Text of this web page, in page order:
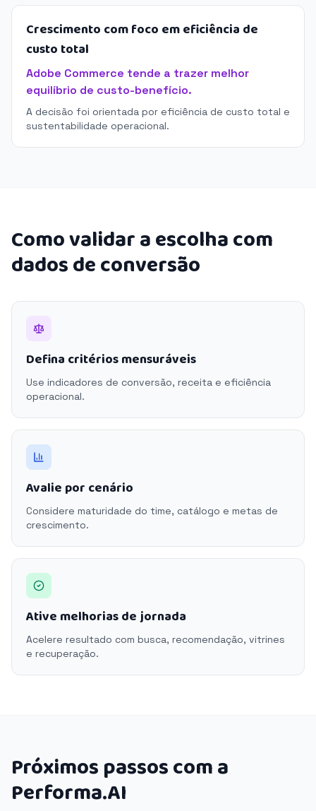
Crescimento com foco em eficiência de
custo total
Adobe Commerce tende a trazer melhor
equilíbrio de custo-benefício.
A decisão foi orientada por eficiência de custo total e
sustentabilidade operacional.
Como validar a escolha com
dados de conversão
Defina critérios mensuráveis
Use indicadores de conversão, receita e eficiência
operacional.
Avalie por cenário
Considere maturidade do time, catálogo e metas de
crescimento.
Ative melhorias de jornada
Acelere resultado com busca, recomendação, vitrines
e recuperação.
Próximos passos com a
Performa.AI